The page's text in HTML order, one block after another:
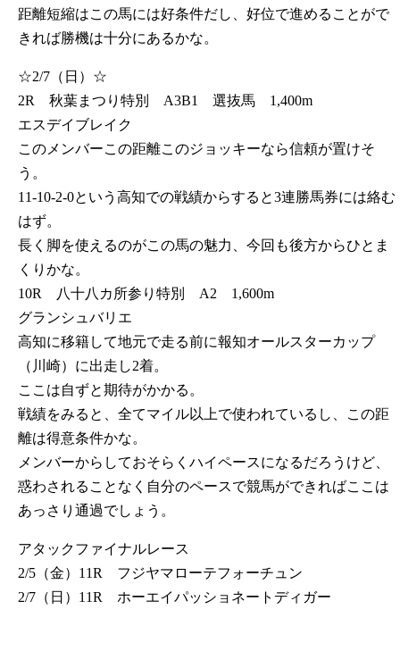
距離短縮はこの馬には好条件だし、好位で進めることがで
きれば勝機は十分にあるかな。
☆2/7（日）☆
2R 秋葉まつり特別 A3B1 選抜馬 1,400m
エスデイブレイク
このメンバーこの距離このジョッキーなら信頼が置けそ
う。
11-10-2-0という高知での戦績からすると3連勝馬券には絡む
はず。
長く脚を使えるのがこの馬の魅力、今回も後方からひとま
くりかな。
10R 八十八カ所参り特別 A2 1,600m
グランシュバリエ
高知に移籍して地元で走る前に報知オールスターカップ
（川崎）に出走し2着。
ここは自ずと期待がかかる。
戦績をみると、全てマイル以上で使われているし、この距
離は得意条件かな。
メンバーからしておそらくハイペースになるだろうけど、
惑わされることなく自分のペースで競馬ができればここは
あっさり通過でしょう。
アタックファイナルレース
2/5（金）11R フジヤマローテフォーチュン
2/7（日）11R ホーエイパッショネートディガー